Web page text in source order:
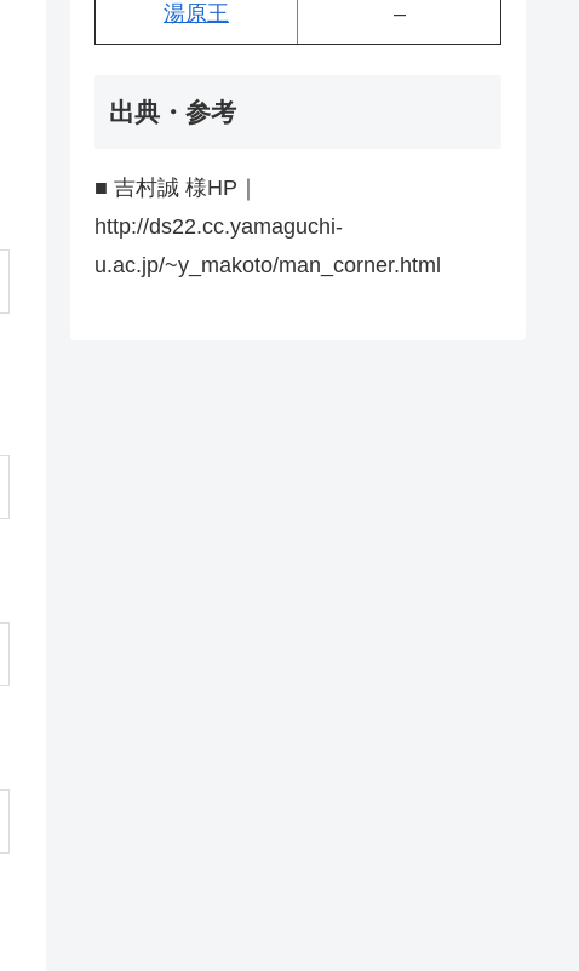
湯原王 –
出典・参考
■ 吉村誠 様HP｜
http://ds22.cc.yamaguchi-
u.ac.jp/~y_makoto/man_corner.html